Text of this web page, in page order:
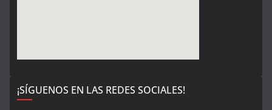
¡SÍGUENOS EN LAS REDES SOCIALES!